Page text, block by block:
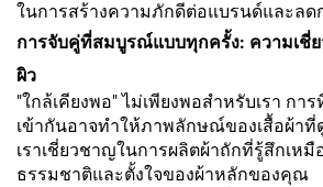
ในการสร้างความภักดีต่อแบรนด์และล
การจับคู่ที่สมบูรณ์แบบทุกครั้ง: ความเชี่
ผิว
"ใกล้เคียงพอ" ไม่เพียงพอสำหรับเรา กา
เข้ากันอาจทำให้ภาพลักษณ์ของเสื้อผ้า
เราเชี่ยวชาญในการผลิตผ้าถักที่รู้สึกเห
ธรรมชาติและตั้งใจของผ้าหลักของคุณ